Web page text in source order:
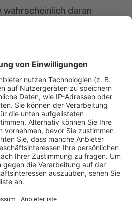
wahrscheinlich daran
zählt, ordnungsgemäß
seit Jahren alte Schätze
auf Anfrage. Er habe
und der Keltenzeit
meine Leidenschaft."
Den Mammutzahn